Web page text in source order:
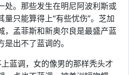
处。那些发生在明尼阿波利斯或
只能算得上“有些忧伤”。芝加
，孟菲斯和新奥尔良是最盛产蓝
出不了蓝调的。
蓝调，女的像男的那样秃头才